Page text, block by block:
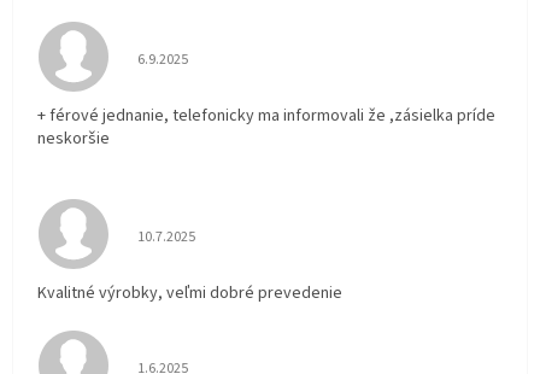
Hodnotenie obchodu je 5 z 5 hviezdičiek.
6.9.2025
+ férové jednanie, telefonicky ma informovali že ,zásielka príde
neskoršie
Hodnotenie obchodu je 5 z 5 hviezdičiek.
10.7.2025
Kvalitné výrobky, veľmi dobré prevedenie
Hodnotenie obchodu je 5 z 5 hviezdičiek.
1.6.2025